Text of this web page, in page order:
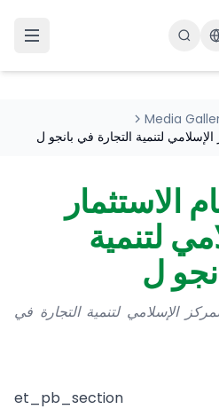
Changer la langue
Media
لتنمية التجارة في بانجو ل
الاستثمار
لتنمية
ل
الإسلامي لتنمية التجارة في
[et_pb_section